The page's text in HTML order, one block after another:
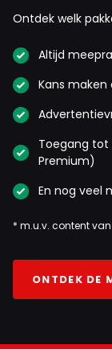
Ontdek welk
Altijd
Kans
Toegang tot
Premium)
En nog veel
* m.u.v. content
ONTDEK DE